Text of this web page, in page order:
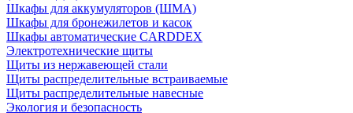
Шкафы для аккумуляторов (ШМА)
Шкафы для бронежилетов и касок
Шкафы автоматические CARDDEX
Электротехнические щиты
Щиты из нержавеющей стали
Щиты распределительные встраиваемые
Щиты распределительные навесные
Экология и безопасность